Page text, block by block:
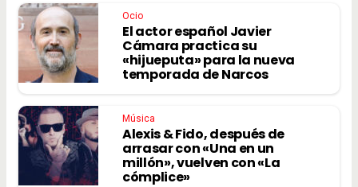
Ocio
El actor español Javier
Cámara practica su
«hijueputa» para la nueva
temporada de Narcos
Música
Alexis & Fido, después de
arrasar con «Una en un
millón», vuelven con «La
cómplice»